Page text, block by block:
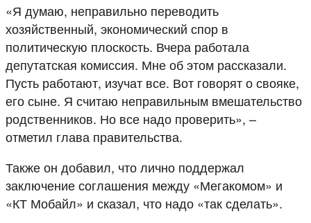
«Я думаю, неправильно переводить
хозяйственный, экономический спор в
политическую плоскость. Вчера работала
депутатская комиссия. Мне об этом рассказали.
Пусть работают, изучат все. Вот говорят о свояке,
его сыне. Я считаю неправильным вмешательство
родственников. Но все надо проверить», –
отметил глава правительства.
Также он добавил, что лично поддержал
заключение соглашения между «Мегакомом» и
«КТ Мобайл» и сказал, что надо «так сделать».